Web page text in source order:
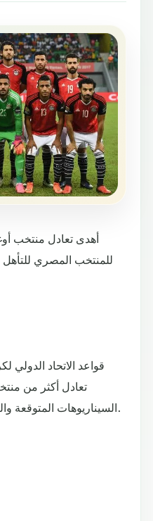
أهدى تعادل منتخب
للمنتخب المصري
قواعد الاتحاد الدولي
تعادل أكثر من
السيناريوهات المتوقعة والتي تقود الفراعنة لكأس العالم.